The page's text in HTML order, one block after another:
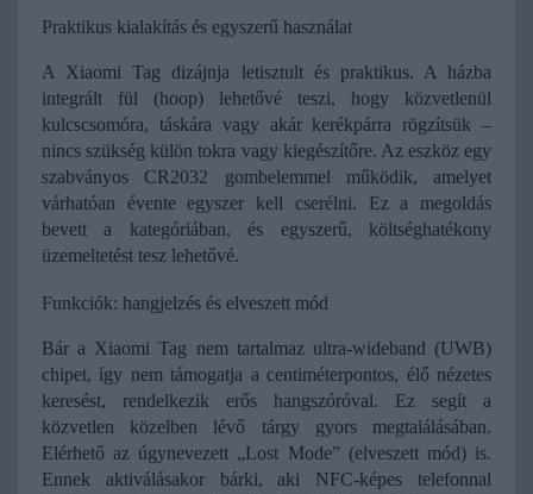
Praktikus kialakítás és egyszerű használat
A Xiaomi Tag dizájnja letisztult és praktikus. A házba
integrált fül (hoop) lehetővé teszi, hogy közvetlenül
kulcscsomóra, táskára vagy akár kerékpárra rögzítsük –
nincs szükség külön tokra vagy kiegészítőre. Az eszköz egy
szabványos CR2032 gombelemmel működik, amelyet
várhatóan évente egyszer kell cserélni. Ez a megoldás
bevett a kategóriában, és egyszerű, költséghatékony
üzemeltetést tesz lehetővé.
Funkciók: hangjelzés és elveszett mód
Bár a Xiaomi Tag nem tartalmaz ultra-wideband (UWB)
chipet, így nem támogatja a centiméterpontos, élő nézetes
keresést, rendelkezik erős hangszóróval. Ez segít a
Elérhető az úgynevezett „Lost Mode” (elveszett mód) is.
Ennek aktiválásakor bárki, aki NFC-képes telefonnal